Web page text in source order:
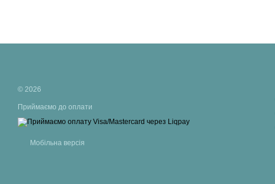
© 2026
Приймаємо до оплати
Мобільна версія